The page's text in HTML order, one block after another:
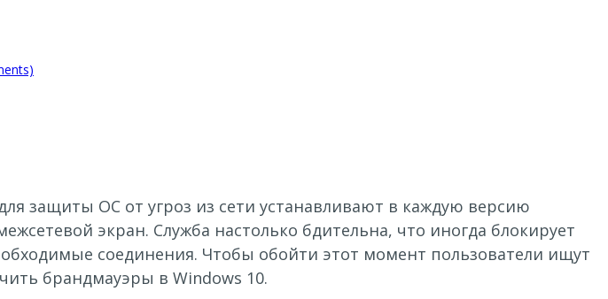
защиты ОС от угроз из сети устанавливают в каждую версию
экран. Служба настолько бдительна, что иногда блокирует
соединения. Чтобы обойти этот момент пользователи ищут
брандмауэры в Windows 10.